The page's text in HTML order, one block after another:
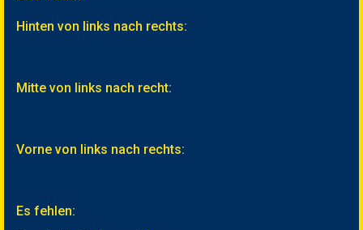
Hinten von links nach rechts:
Mitte von links nach recht:
Vorne von links nach rechts:
Es fehlen: